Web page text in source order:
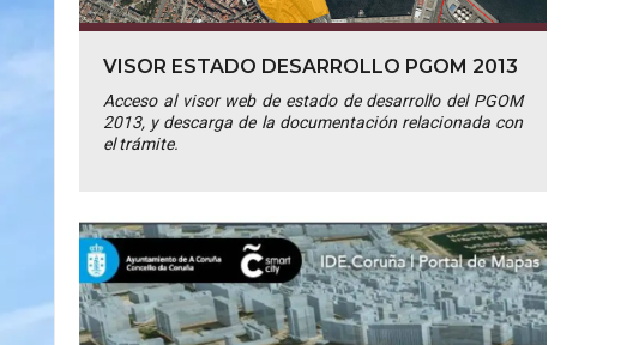
VISOR ESTADO DESARROLLO PGOM 2013
Acceso al visor web de estado de desarrollo del PGOM
2013, y descarga de la documentación relacionada con
el trámite.